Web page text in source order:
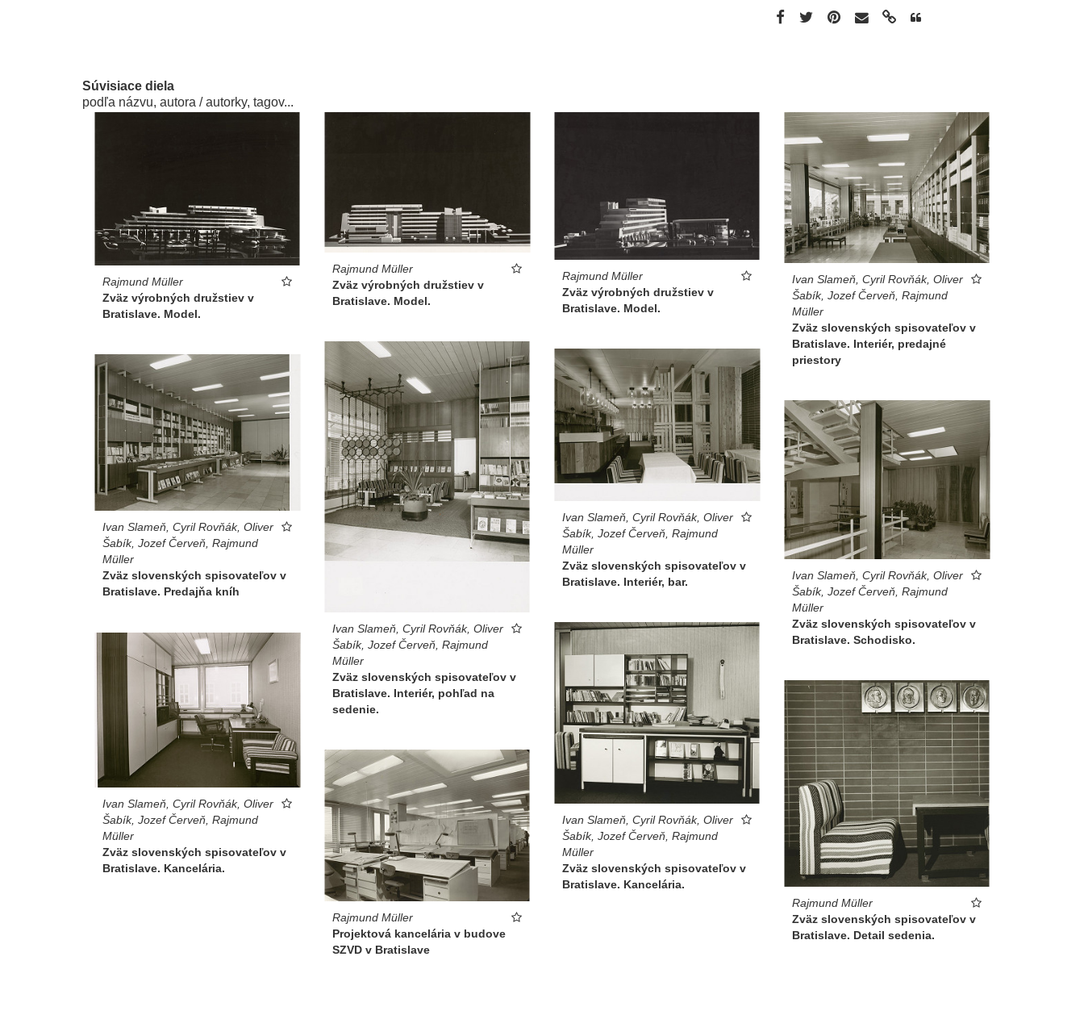
Súvisiace diela
podľa názvu, autora / autorky, tagov...
Rajmund Müller
Zväz výrobných družstiev v
Bratislave. Model.
Rajmund Müller
Zväz výrobných družstiev v
Bratislave. Model.
Rajmund Müller
Zväz výrobných družstiev v
Bratislave. Model.
Ivan Slameň, Cyril Rovňák, Oliver
Šabík, Jozef Červeň, Rajmund
Müller
Zväz slovenských spisovateľov v
Bratislave. Interiér, predajné
priestory
Ivan Slameň, Cyril Rovňák, Oliver
Šabík, Jozef Červeň, Rajmund
Müller
Zväz slovenských spisovateľov v
Bratislave. Interiér, pohľad na
sedenie.
Ivan Slameň, Cyril Rovňák, Oliver
Šabík, Jozef Červeň, Rajmund
Müller
Zväz slovenských spisovateľov v
Bratislave. Interiér, bar.
Ivan Slameň, Cyril Rovňák, Oliver
Šabík, Jozef Červeň, Rajmund
Müller
Zväz slovenských spisovateľov v
Bratislave. Predajňa kníh
Ivan Slameň, Cyril Rovňák, Oliver
Šabík, Jozef Červeň, Rajmund
Müller
Zväz slovenských spisovateľov v
Bratislave. Schodisko.
Ivan Slameň, Cyril Rovňák, Oliver
Šabík, Jozef Červeň, Rajmund
Müller
Zväz slovenských spisovateľov v
Bratislave. Kancelária.
Ivan Slameň, Cyril Rovňák, Oliver
Šabík, Jozef Červeň, Rajmund
Müller
Zväz slovenských spisovateľov v
Bratislave. Kancelária.
Rajmund Müller
Zväz slovenských spisovateľov v
Bratislave. Detail sedenia.
Rajmund Müller
Projektová kancelária v budove
SZVD v Bratislave